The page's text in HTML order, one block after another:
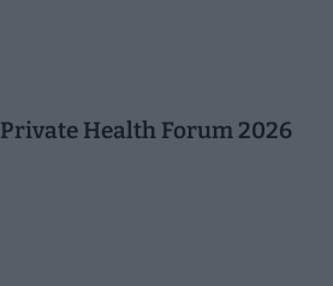
Private Health Forum 2026